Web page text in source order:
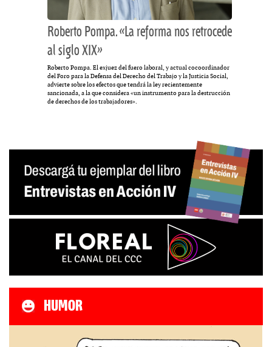
Roberto Pompa. «La reforma nos retrocede
al siglo XIX»
Roberto Pompa. El exjuez del fuero laboral, y actual cocoordinador
del Foro para la Defensa del Derecho del Trabajo y la Justicia Social,
advierte sobre los efectos que tendrá la ley recientemente
sancionada, a la que considera «un instrumento para la destrucción
de derechos de los trabajadores».
HUMOR